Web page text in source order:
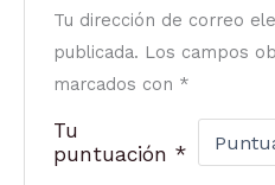
Tu dirección de correo
publicada. Los campos
marcados con *
Tu
puntuación *